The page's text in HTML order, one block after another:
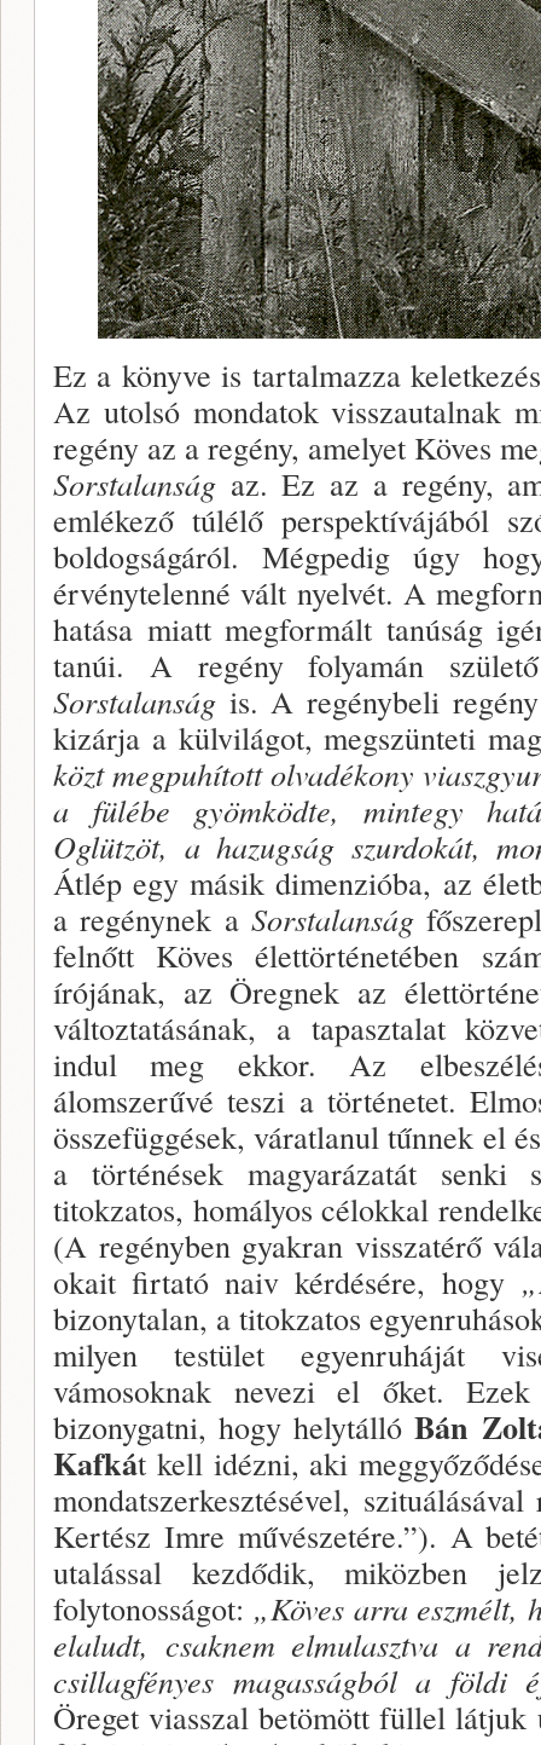
Ez a könyve is tartalmazza
Az utolsó mondatok visszautalnak
regény az a regény, amelyet Köves
Sorstalanság az. Ez az a re­gény,
emlékező túlélő perspektívájából
boldogságá­ról. Mégpedig úgy
érvénytelenné vált nyelvét. A
hatása miatt megformált tanúság
tanúi. A re­gény folyamán
Sorstalanság is. A regénybeli
kizárja a külvilágot, megszünteti
közt megpuhított ol­vadékony
a fülébe gyömködte, mintegy
Oglützöt, a hazugság szurdokát,
Átlép egy másik dimen­zióba, az
a regénynek a Sorstalanság
felnőtt Köves élettörténetében
írójának, az Öregnek az
változtatásának, a tapasztalat
indul meg ekkor. Az
álomszerűvé teszi a történe­tet.
összefüggések, váratlanul tűnnek el
a történé­sek magyarázatát
titokzatos, homályos célokkal
(A regényben gyakran visszatérő
okait firtató naiv kérdésére, hogy
bizonytalan, a titokzatos
milyen testület egyenruháját
vámosoknak nevezi el őket.
bizonygatni, hogy helytállóBán
Kafkát kell idézni, aki
mondatszer­kesztésével,
Kertész Imre művé­szetére.”). A
utalással kezdődik, miközben
folytonossá­got: „Köves arra eszmélt,
elaludt, csaknem elmu­lasztva a
csillagfényes magasságból a földi
Öreget viasszal betömött füllel